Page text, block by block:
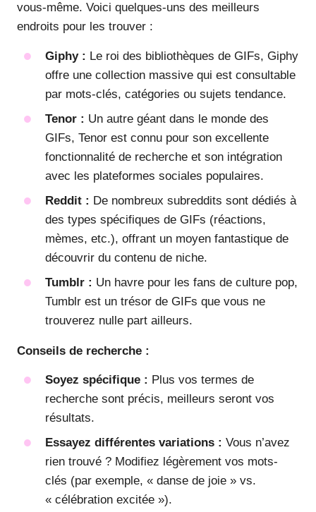
vous-même. Voici quelques-uns des meilleurs
endroits pour les trouver :
Giphy : Le roi des bibliothèques de GIFs, Giphy
offre une collection massive qui est consultable
par mots-clés, catégories ou sujets tendance.
Tenor : Un autre géant dans le monde des
GIFs, Tenor est connu pour son excellente
fonctionnalité de recherche et son intégration
avec les plateformes sociales populaires.
Reddit : De nombreux subreddits sont dédiés à
des types spécifiques de GIFs (réactions,
mèmes, etc.), offrant un moyen fantastique de
découvrir du contenu de niche.
Tumblr : Un havre pour les fans de culture pop,
Tumblr est un trésor de GIFs que vous ne
trouverez nulle part ailleurs.
Conseils de recherche :
Soyez spécifique : Plus vos termes de
recherche sont précis, meilleurs seront vos
résultats.
Essayez différentes variations : Vous n’avez
rien trouvé ? Modifiez légèrement vos mots-
clés (par exemple, « danse de joie » vs.
« célébration excitée »).